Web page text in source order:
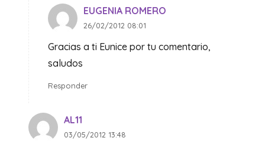
EUGENIA ROMERO
26/02/2012 08:01
Gracias a ti Eunice por tu comentario,
saludos
Responder
AL11
03/05/2012 13:48